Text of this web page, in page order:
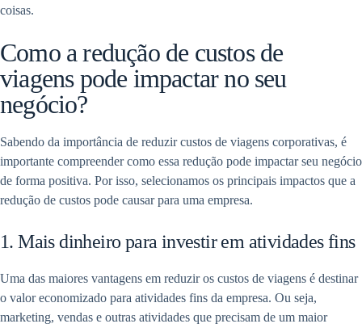
coisas.
Como a redução de custos de
viagens pode impactar no seu
negócio?
Sabendo da importância de reduzir custos de viagens corporativas, é
importante compreender como essa redução pode impactar seu negócio
de forma positiva. Por isso, selecionamos os principais impactos que a
redução de custos pode causar para uma empresa.
1. Mais dinheiro para investir em atividades fins
Uma das maiores vantagens em reduzir os custos de viagens é destinar
o valor economizado para atividades fins da empresa. Ou seja,
marketing, vendas e outras atividades que precisam de um maior